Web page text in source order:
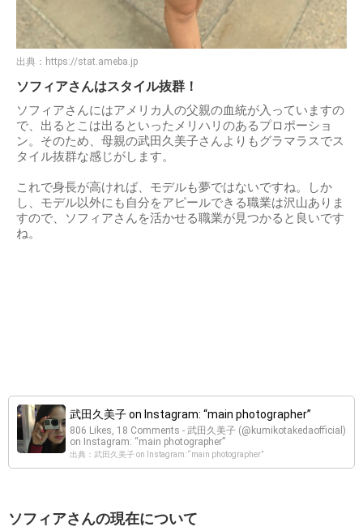
出典： https://stat.ameba.jp
ソフィアさんはスタイル抜群！
ソフィアさんにはアメリカ人の父親の血統が入っていますの
で、出るとこは出るといったメリハリのあるプロポーショ
ン。そのため、母親の武田久美子さんよりもグラマラスでス
タイル抜群な感じがします。
これで身長が高ければ、モデルも夢ではないですね。しか
し、モデル以外にも自分をアピールできる職業は沢山ありま
すので、ソフィアさんを活かせる職業が見つかると良いです
ね。
武田久美子 on Instagram: “main photographer”
806 Likes, 18 Comments - 武田久美子 (@kumikotakedaofficial)
on Instagram: “main photographer”
出典：武田久美子 on Instagram: “main photographer”
ソフィアさんの現在について